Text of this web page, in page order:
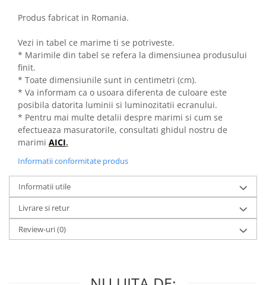
Produs fabricat in Romania.
Vezi in tabel ce marime ti se potriveste.
* Marimile din tabel se refera la dimensiunea produsului
finit.
* Toate dimensiunile sunt in centimetri (cm).
* Va informam ca o usoara diferenta de culoare este
posibila datorita luminii si luminozitatii ecranului.
* Pentru mai multe detalii despre marimi si cum se
efectueaza masuratorile, consultati ghidul nostru de
marimi AICI.
Informatii conformitate produs
Informatii utile
Livrare si retur
Review-uri(0)